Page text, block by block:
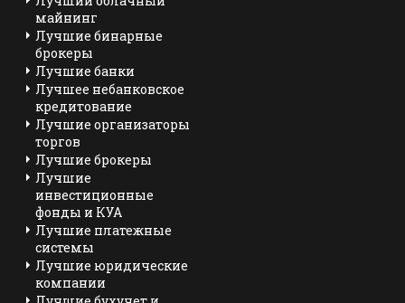
майнинг
Лучшие бинарные
брокеры
Лучшие банки
Лучшее небанковское
кредитование
Лучшие организаторы
торгов
Лучшие брокеры
Лучшие
инвестиционные
фонды и КУА
Лучшие платежные
системы
Лучшие юридические
компании